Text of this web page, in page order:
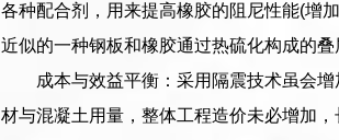
各种配合剂，用来提高橡胶的阻尼性能(增
近似的一种钢板和橡胶通过热硫化构成的
成本与效益平衡：采用隔震技术虽会
材与混凝土用量，整体工程造价未必增加，